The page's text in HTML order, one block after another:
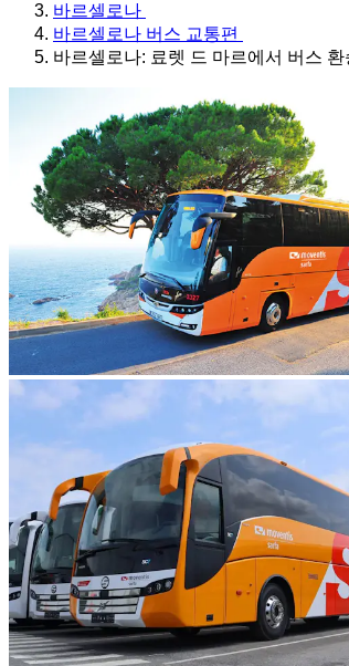
바르셀로나
바르셀로나 버스 교통편
바르셀로나: 료렛 드 마르에서 버스 환